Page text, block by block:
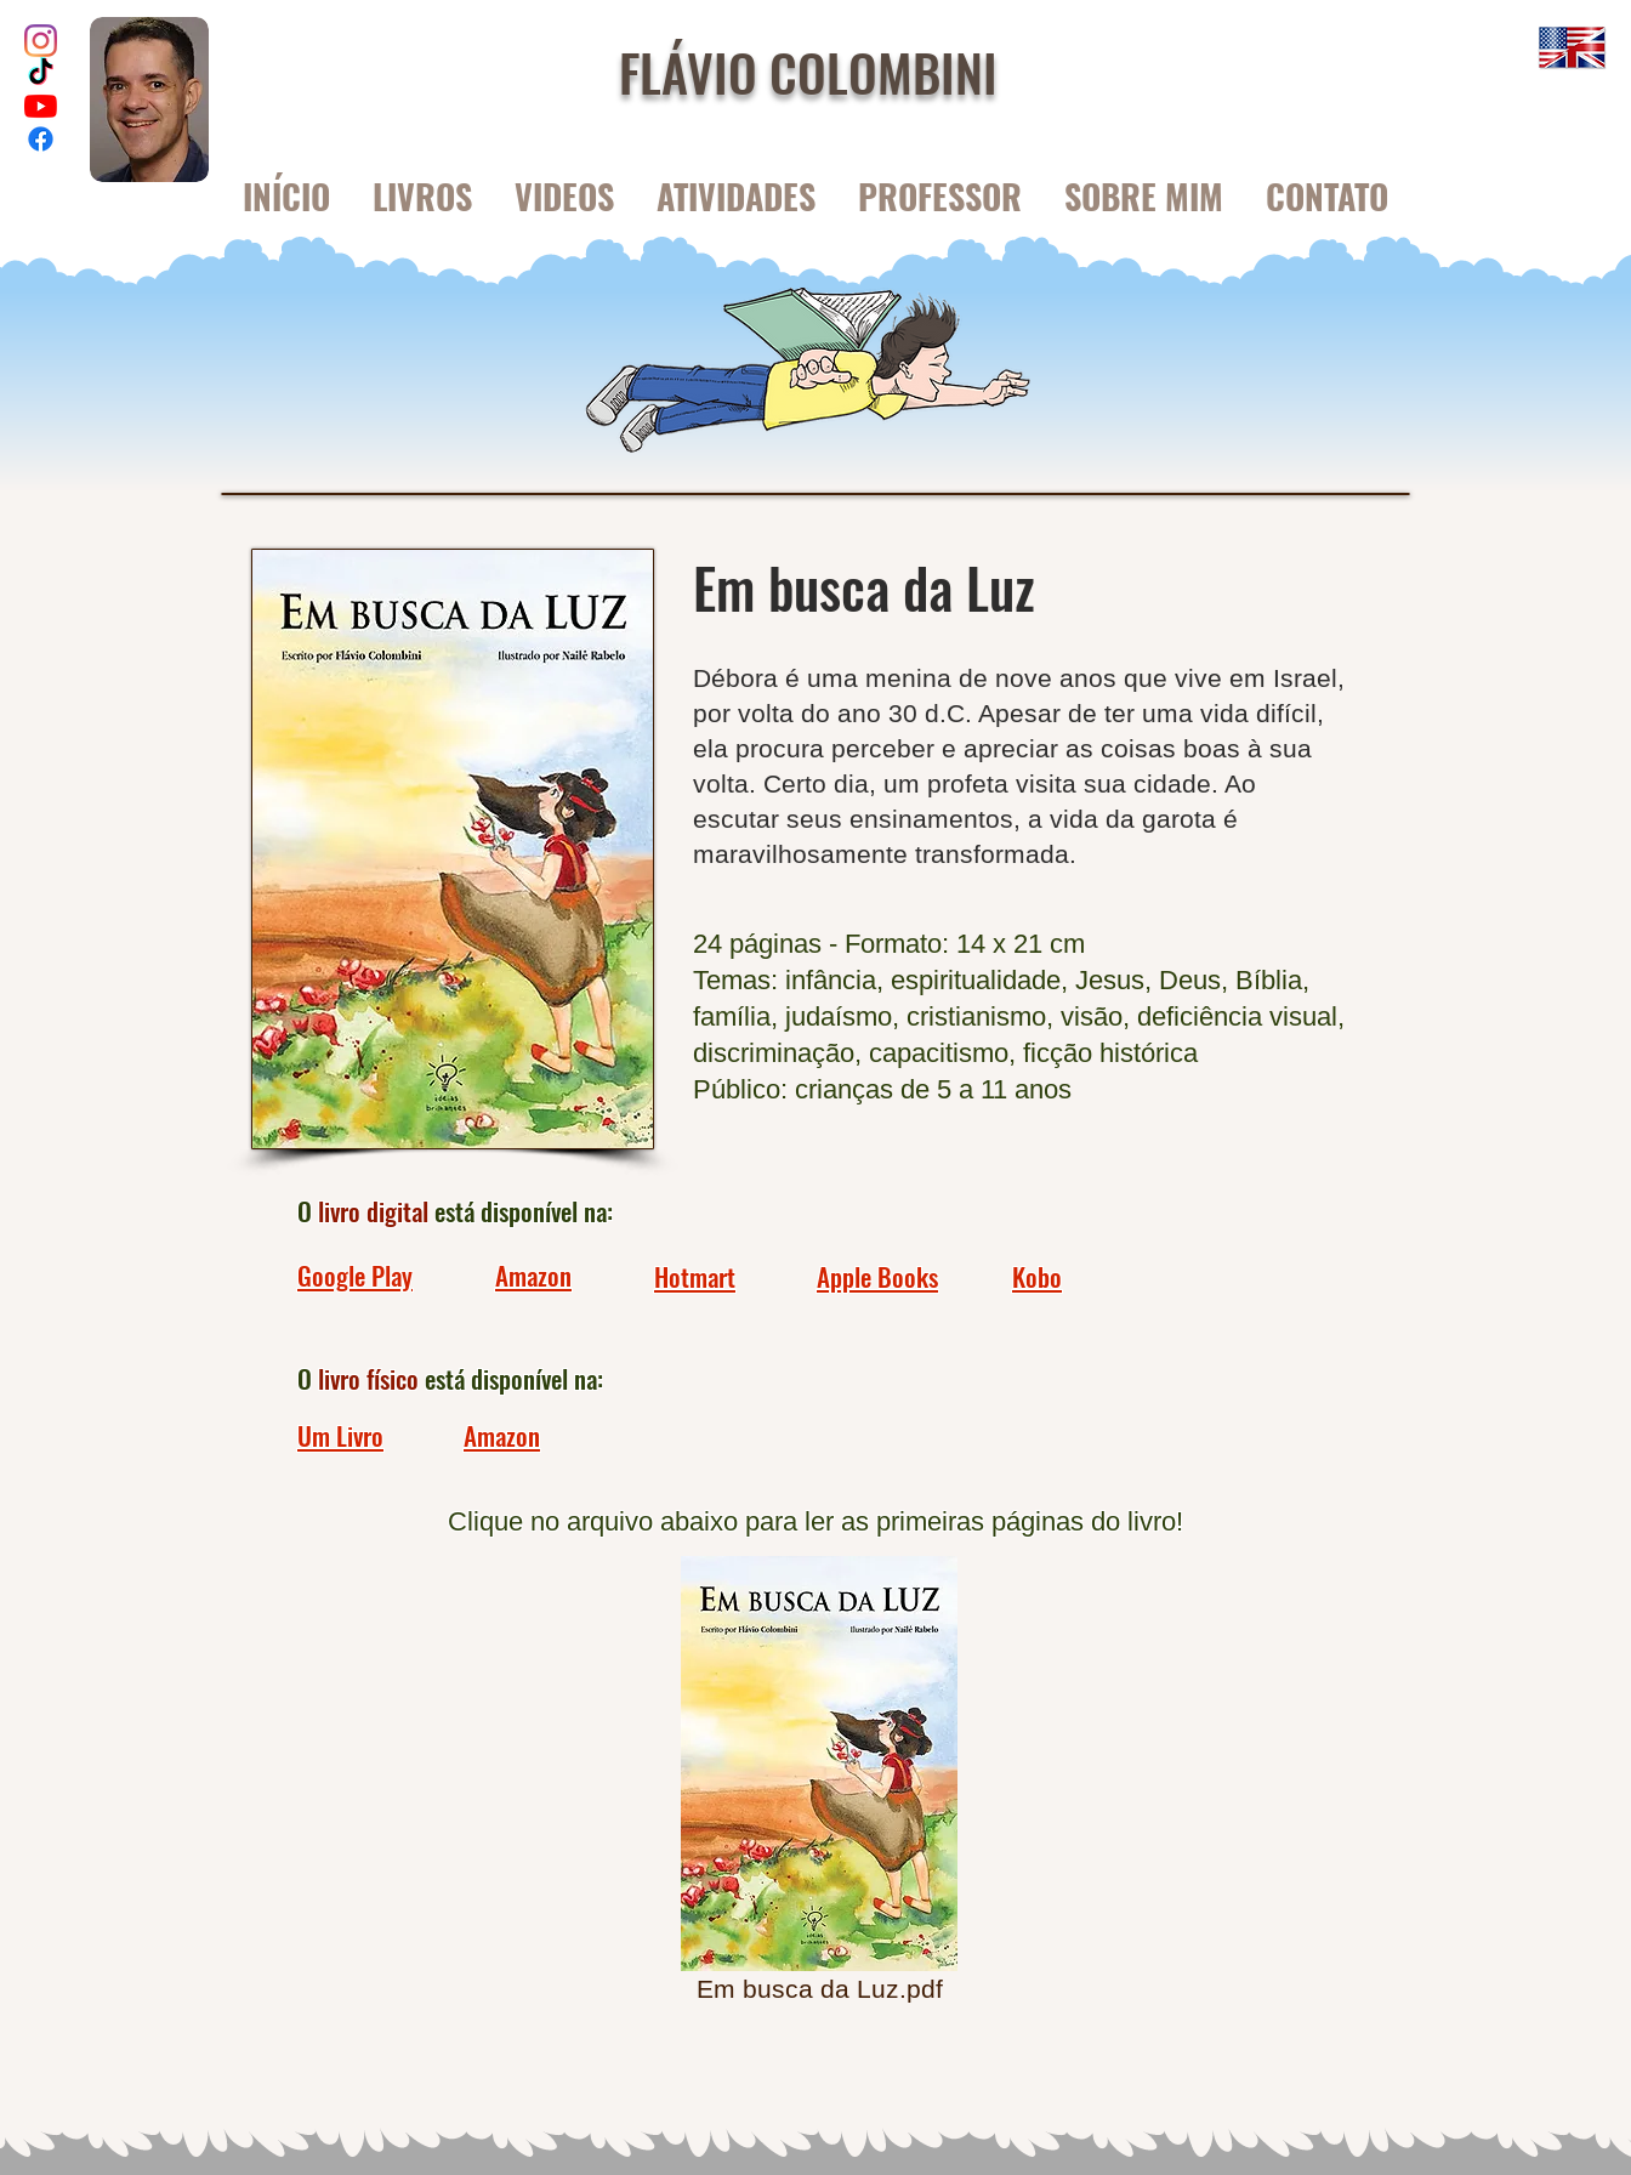
FLÁVIO COLOMBINI
INÍCIO LIVROS VIDEOS ATIVIDADES PROFESSOR SOBRE MIM CONTATO
Em busca da Luz
Débora é uma menina de nove anos que vive em Israel,
por volta do ano 30 d.C. Apesar de ter uma vida difícil,
ela procura perceber e apreciar as coisas boas à sua
volta. Certo dia, um profeta visita sua cidade. Ao
escutar seus ensinamentos, a vida da garota é
maravilhosamente transformada.
24 páginas - Formato: 14 x 21 cm
Temas: infância, espiritualidade, Jesus, Deus, Bíblia,
família, judaísmo, cristianismo, visão, deficiência visual,
discriminação, capacitismo, ficção histórica
Público: crianças de 5 a 11 anos
O livro digitalestá disponível na:
Google Play
Amazon Hotmart Apple Books Kobo
O livro físicoestá disponível na:
Um Livro
Amazon
Clique no arquivo abaixo para ler as primeiras páginas do livro!
Em busca da Luz.pdf